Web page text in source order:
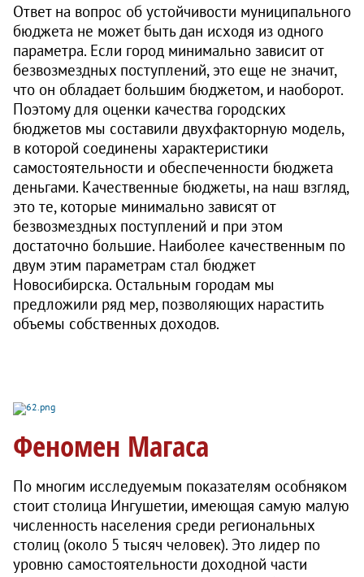
Ответ на вопрос об устойчивости муниципального
бюджета не может быть дан исходя из одного
параметра. Если город минимально зависит от
безвозмездных поступлений, это еще не значит,
что он обладает большим бюджетом, и наоборот.
Поэтому для оценки качества городских
бюджетов мы составили двухфакторную модель,
в которой соединены характеристики
самостоятельности и обеспеченности бюджета
деньгами. Качественные бюджеты, на наш взгляд,
это те, которые минимально зависят от
безвозмездных поступлений и при этом
достаточно большие. Наиболее качественным по
двум этим параметрам стал бюджет
Новосибирска. Остальным городам мы
предложили ряд мер, позволяющих нарастить
объемы собственных доходов.
Феномен Магаса
По многим исследуемым показателям особняком
стоит столица Ингушетии, имеющая самую малую
численность населения среди региональных
столиц (около 5 тысяч человек). Это лидер по
уровню самостоятельности доходной части